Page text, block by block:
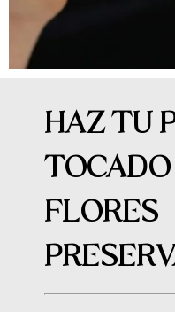
HAZ TU
FLORES